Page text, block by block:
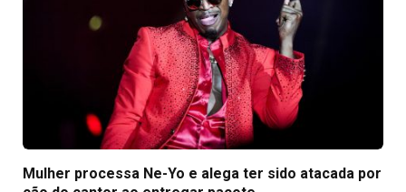
Mulher processa Ne-Yo e alega ter sido atacada por